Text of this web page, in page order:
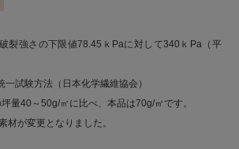
裂強さの下限値78.45ｋPaに対して340ｋPa（平
試験方法（日本化学繊維協会）
量40～50g/㎡に比べ、本品は70g/㎡です。
が変更となりました。